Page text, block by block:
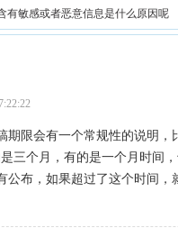
有敏感或者恶意信息是什么原因呢
期限会有一个常规性的说明，
三个月，有的是一个月时间
公布，如果超过了这个时间，